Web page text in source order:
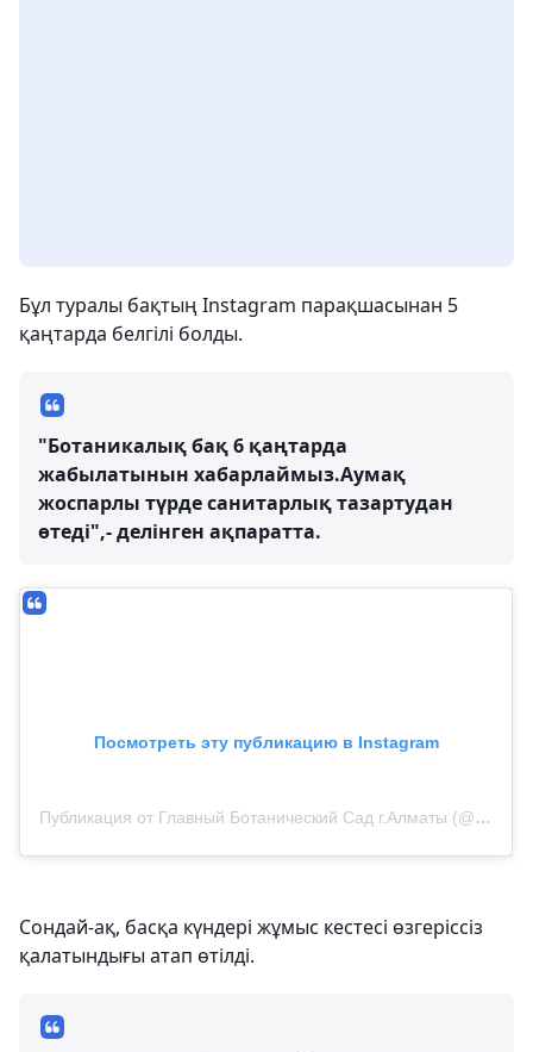
Бұл туралы бақтың Instagram парақшасынан 5
қаңтарда белгілі болды.
"Ботаникалық бақ 6 қаңтарда
жабылатынын хабарлаймыз.Аумақ
жоспарлы түрде санитарлық тазартудан
өтеді",- делінген ақпаратта.
Посмотреть эту публикацию в Instagram
Публикация от Главный Ботанический Сад г.Алматы (@botsadkz)
Сондай-ақ, басқа күндері жұмыс кестесі өзгеріссіз
қалатындығы атап өтілді.